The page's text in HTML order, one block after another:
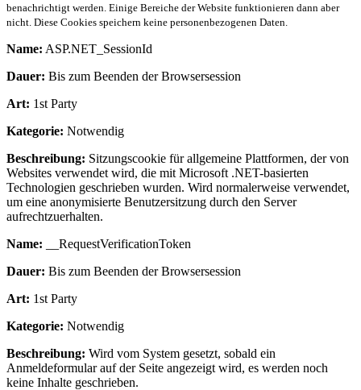
benachrichtigt werden. Einige Bereiche der Website funktionieren dann aber
nicht. Diese Cookies speichern keine personenbezogenen Daten.
Name: ASP.NET_SessionId
Dauer: Bis zum Beenden der Browsersession
Art: 1st Party
Kategorie: Notwendig
Beschreibung: Sitzungscookie für allgemeine Plattformen, der von
Websites verwendet wird, die mit Microsoft .NET-basierten
Technologien geschrieben wurden. Wird normalerweise verwendet,
um eine anonymisierte Benutzersitzung durch den Server
aufrechtzuerhalten.
Name: __RequestVerificationToken
Dauer: Bis zum Beenden der Browsersession
Art: 1st Party
Kategorie: Notwendig
Beschreibung: Wird vom System gesetzt, sobald ein
Anmeldeformular auf der Seite angezeigt wird, es werden noch
keine Inhalte geschrieben.